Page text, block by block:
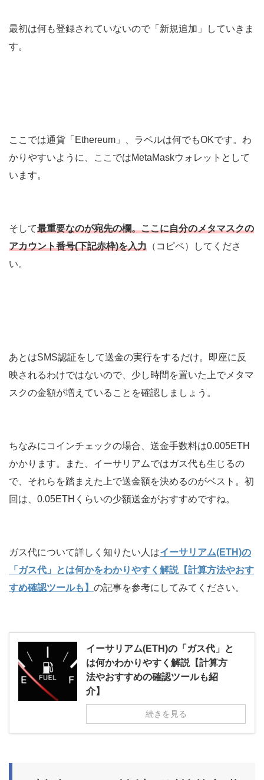
最初は何も登録されていないので「新規追加」していきま
す。
ここでは通貨「Ethereum」、ラベルは何でもOKです。わ
かりやすいように、ここではMetaMaskウォレットとして
います。
そして最重要なのが宛先の欄。ここに自分のメタマスクの
アカウント番号(下記赤枠)を入力 （コピペ）してくださ
い。
あとはSMS認証をして送金の実行をするだけ。即座に反
映されるわけではないので、少し時間を置いた上でメタマ
スクの金額が増えていることを確認しましょう。
ちなみにコインチェックの場合、送金手数料は0.005ETH
かかります。また、イーサリアムではガス代も生じるの
で、それらを踏まえた上で送金額を決めるのがベスト。初
回は、0.05ETHくらいの少額送金がおすすめですね。
ガス代について詳しく知りたい人はイーサリアム(ETH)の
「ガス代」とは何かをわかりやすく解説【計算方法やおす
すめ確認ツールも】 の記事を参考にしてみてください。
イーサリアム(ETH)の「ガス代」と
は何かわかりやすく解説【計算方
法やおすすめの確認ツールも紹
介】
続きを見る